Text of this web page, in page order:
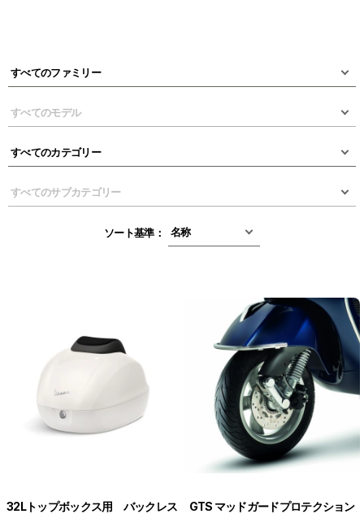
ソート基準：
32Lトップボックス用 バックレス
GTS マッドガードプロテクション